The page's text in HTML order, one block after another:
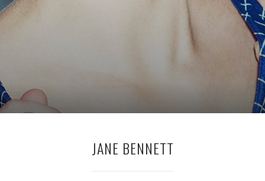
JANE BENNETT